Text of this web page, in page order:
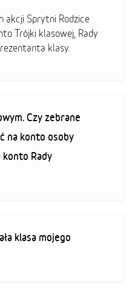
akcji Sprytni Rodzice
Trójki klasowej, Rady
klasy.
Czy zebrane
na konto osoby
Rady
klasa mojego